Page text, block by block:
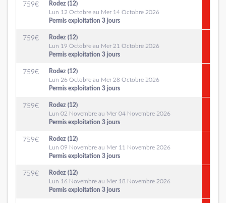
759€
Rodez (12)
Lun 12 Octobre au Mer 14 Octobre 2026
Permis exploitation 3 jours
759€
Rodez (12)
Lun 19 Octobre au Mer 21 Octobre 2026
Permis exploitation 3 jours
759€
Rodez (12)
Lun 26 Octobre au Mer 28 Octobre 2026
Permis exploitation 3 jours
759€
Rodez (12)
Lun 02 Novembre au Mer 04 Novembre 2026
Permis exploitation 3 jours
759€
Rodez (12)
Lun 09 Novembre au Mer 11 Novembre 2026
Permis exploitation 3 jours
759€
Rodez (12)
Lun 16 Novembre au Mer 18 Novembre 2026
Permis exploitation 3 jours